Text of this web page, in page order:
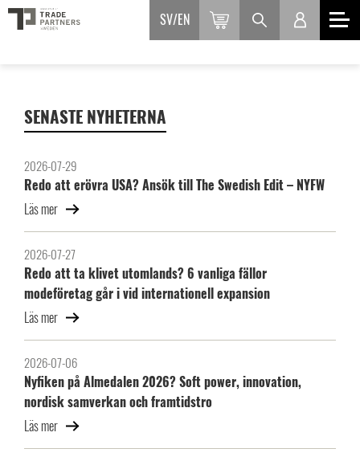
SV EN
SENASTE NYHETERNA
2026-07-29
Redo att erövra USA? Ansök till The Swedish Edit – NYFW
Läs mer
2026-07-27
Redo att ta klivet utomlands? 6 vanliga fällor
modeföretag går i vid internationell expansion
Läs mer
2026-07-06
Nyfiken på Almedalen 2026? Soft power, innovation,
nordisk samverkan och framtidstro
Läs mer